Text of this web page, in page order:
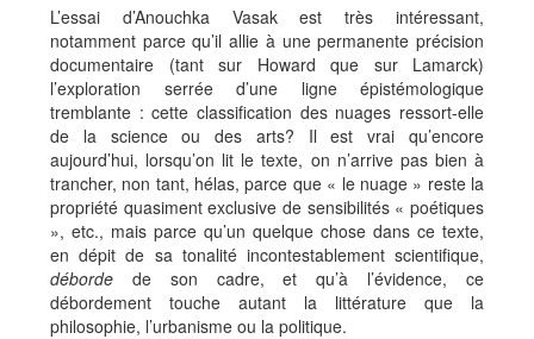
L’essai d’Anouchka Vasak est très intéressant,
notamment parce qu’il allie à une permanente précision
documentaire (tant sur Howard que sur Lamarck)
l’exploration serrée d’une ligne épistémologique
tremblante : cette classification des nuages ressort-elle
de la science ou des arts? Il est vrai qu’encore
aujourd’hui, lorsqu’on lit le texte, on n’arrive pas bien à
trancher, non tant, hélas, parce que « le nuage » reste la
propriété quasiment exclusive de sensibilités « poétiques
», etc., mais parce qu’un quelque chose dans ce texte,
en dépit de sa tonalité incontestablement scientifique,
déborde de son cadre, et qu’à l’évidence, ce
débordement touche autant la littérature que la
philosophie, l’urbanisme ou la politique.